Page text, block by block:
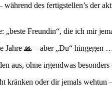
des fertigstellen’s der
„beste Freundin“, die ich mir
Jahre 🙏 – aber „Du“ hingegen
aus, ohne irgendwas
kränken oder dir jemals wehtun